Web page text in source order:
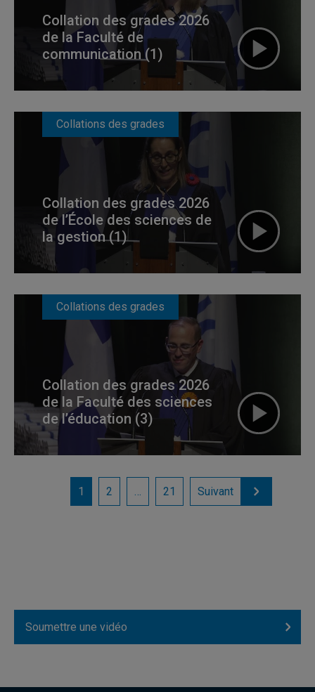
Collation des grades 2026
de la Faculté de
communication (1)
Collations des grades
Collation des grades 2026
de l’École des sciences de
la gestion (1)
Collations des grades
Collation des grades 2026
de la Faculté des sciences
de l’éducation (3)
1 2 … 21 Suivant
Soumettre une vidéo